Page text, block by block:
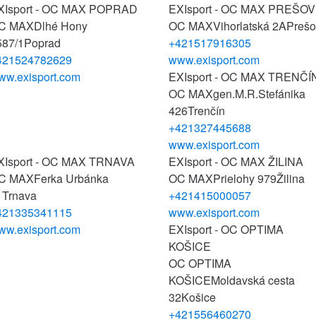
EXIsport - OC MAX PREŠOV
OC MAXVihorlatská 2A
+421517916305
www.exisport.com
EXIsport - OC MAX
OC MAXgen.M.R.Stefánika